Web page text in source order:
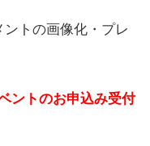
トの画像化・プレ
ントのお申込み受付